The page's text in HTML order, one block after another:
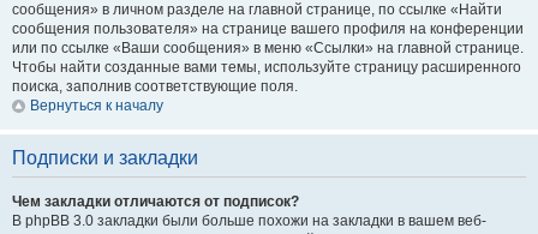
сообщения» в личном разделе на главной странице, по ссылке «Найти
сообщения пользователя» на странице вашего профиля на конференции
или по ссылке «Ваши сообщения» в меню «Ссылки» на главной странице.
Чтобы найти созданные вами темы, используйте страницу расширенного
поиска, заполнив соответствующие поля.
Вернуться к началу
Подписки и закладки
Чем закладки отличаются от подписок?
В phpBB 3.0 закладки были больше похожи на закладки в вашем веб-